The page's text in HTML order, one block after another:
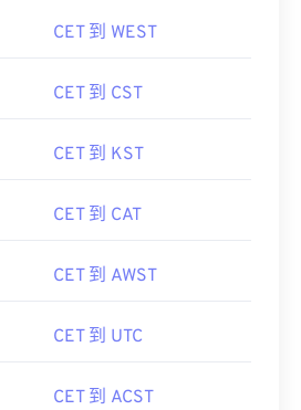
CET 到 WEST
CET 到 CST
CET 到 KST
CET 到 CAT
CET 到 AWST
CET 到 UTC
CET 到 ACST